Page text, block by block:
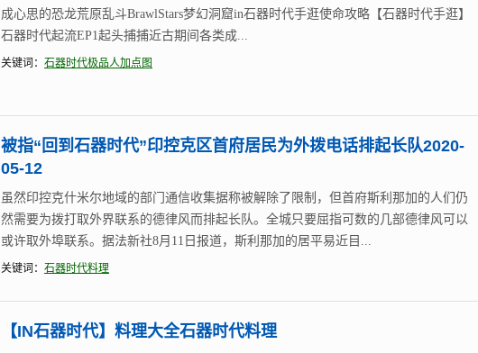
成心思的恐龙荒原乱斗BrawlStars梦幻洞窟in石器时代手逛使命攻略【石器时代手逛】
石器时代起流EP1起头捕捕近古期间各类成...
关键词： 石器时代极品人加点图
被指“回到石器时代”印控克区首府居民为外拨电话排起长队2020-
05-12
虽然印控克什米尔地域的部门通信收集据称被解除了限制，但首府斯利那加的人们仍
然需要为拨打取外界联系的德律风而排起长队。全城只要屈指可数的几部德律风可以
或许取外埠联系。据法新社8月11日报道，斯利那加的居平易近目...
关键词： 石器时代料理
【IN石器时代】料理大全石器时代料理